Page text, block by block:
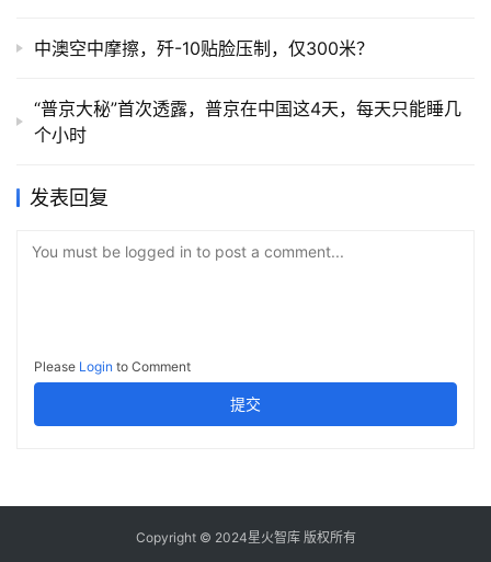
中澳空中摩擦，歼-10贴脸压制，仅300米？
“普京大秘”首次透露，普京在中国这4天，每天只能睡几
个小时
发表回复
You must be logged in to post a comment...
Please Login to Comment
提交
Copyright © 2024星火智库 版权所有